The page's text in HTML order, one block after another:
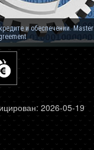
и обеспечении. Master
2026-05-19